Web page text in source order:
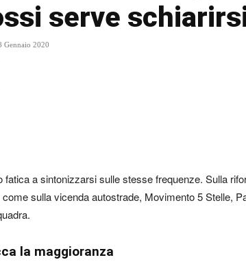
serve
Gennaio 2020
fatica a sintonizzarsi sulle stesse frequenze. Sulla
sulla vicenda autostrade, Movimento 5 Stelle,
la maggioranza